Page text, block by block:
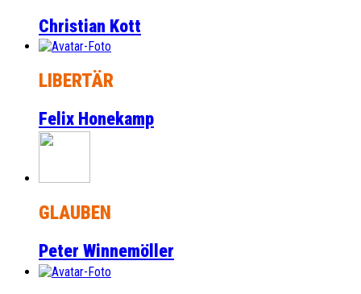
Christian Kott
LIBERTÄR
Felix Honekamp
GLAUBEN
Peter Winnemöller